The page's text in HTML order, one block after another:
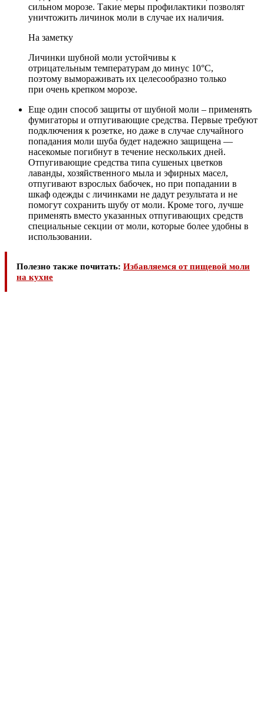
сильном морозе. Такие меры профилактики позволят
уничтожить личинок моли в случае их наличия.
На заметку
Личинки шубной моли устойчивы к
отрицательным температурам до минус 10°С,
поэтому вымораживать их целесообразно только
при очень крепком морозе.
Еще один способ защиты от шубной моли – применять
фумигаторы и отпугивающие средства. Первые требуют
подключения к розетке, но даже в случае случайного
попадания моли шуба будет надежно защищена —
насекомые погибнут в течение нескольких дней.
Отпугивающие средства типа сушеных цветков
лаванды, хозяйственного мыла и эфирных масел,
отпугивают взрослых бабочек, но при попадании в
шкаф одежды с личинками не дадут результата и не
помогут сохранить шубу от моли. Кроме того, лучше
применять вместо указанных отпугивающих средств
специальные секции от моли, которые более удобны в
использовании.
Полезно также почитать: Избавляемся от пищевой моли
на кухне